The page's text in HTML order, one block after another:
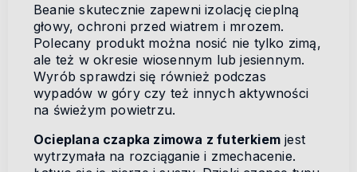
Beanie skutecznie zapewni izolację cieplną
głowy, ochroni przed wiatrem i mrozem.
Polecany produkt można nosić nie tylko zimą,
ale też w okresie wiosennym lub jesiennym.
Wyrób sprawdzi się również podczas
wypadów w góry czy też innych aktywności
na świeżym powietrzu.
Ocieplana czapka zimowa z futerkiem jest
wytrzymała na rozciąganie i zmechacenie.